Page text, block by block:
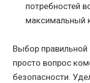
потребностей
максимальный
Выбор
просто вопрос
безопасности.